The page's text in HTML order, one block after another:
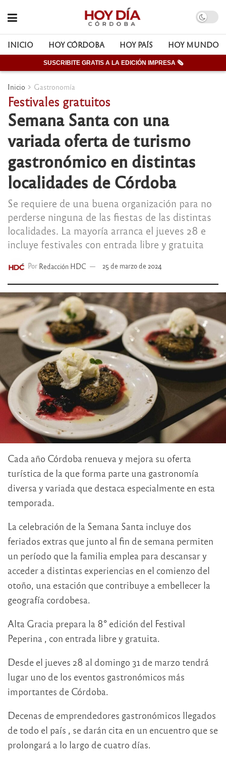
INICIO HOY CÓRDOBA HOY PAÍS HOY MUNDO
SUSCRIBITE GRATIS A LA EDICIÓN IMPRESA 🗞
Inicio Gastronomía
Festivales gratuitos
Semana Santa con una
variada oferta de turismo
gastronómico en distintas
localidades de Córdoba
Se requiere de una buena organización para no
perderse ninguna de las fiestas de las distintas
localidades. La mayoría arranca el jueves 28 e
incluye festivales con entrada libre y gratuita
Por Redacción HDC 25 de marzo de 2024
Cada año Córdoba renueva y mejora su oferta
turística de la que forma parte una gastronomía
diversa y variada que destaca especialmente en esta
temporada.
La celebración de la Semana Santa incluye dos
feriados extras que junto al fin de semana permiten
un período que la familia emplea para descansar y
acceder a distintas experiencias en el comienzo del
otoño, una estación que contribuye a embellecer la
geografía cordobesa.
Alta Gracia prepara la 8° edición del Festival
Peperina , con entrada libre y gratuita.
Desde el jueves 28 al domingo 31 de marzo tendrá
lugar uno de los eventos gastronómicos más
importantes de Córdoba.
Decenas de emprendedores gastronómicos llegados
de todo el país , se darán cita en un encuentro que se
prolongará a lo largo de cuatro días.